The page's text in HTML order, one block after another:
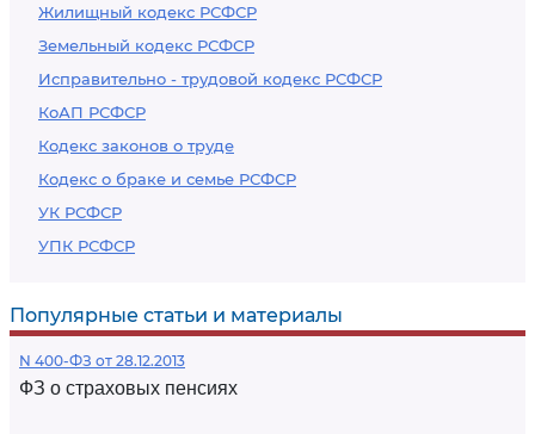
Жилищный кодекс РСФСР
Земельный кодекс РСФСР
Исправительно - трудовой кодекс РСФСР
КоАП РСФСР
Кодекс законов о труде
Кодекс о браке и семье РСФСР
УК РСФСР
УПК РСФСР
Популярные статьи и материалы
N 400-ФЗ от 28.12.2013
ФЗ о страховых пенсиях